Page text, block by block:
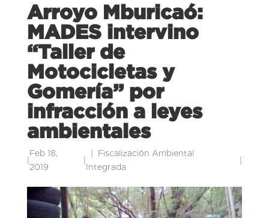
Arroyo Mburicaó:
MADES intervino
“Taller de
Motocicletas y
Gomería” por
infracción a leyes
ambientales
|
Feb 18,
2019
|
Fiscalización Ambiental
Integrada
|